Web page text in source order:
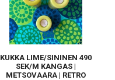
KUKKA LIME/SININEN 490
SEK/M KANGAS |
METSOVAARA | RETRO